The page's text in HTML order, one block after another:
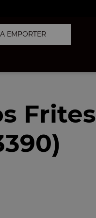
A EMPORTER
Frites